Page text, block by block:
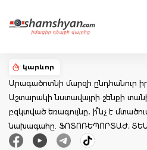
կարևոր
Արագածոտնի մարզի ընդհանուր
Աշտարակի նստավայրի շենքի
բզկտված եռագույնը․ ի՞նչ է
նախագահը. ՖՈՏՈՌԵՊՈՐՏԱԺ,